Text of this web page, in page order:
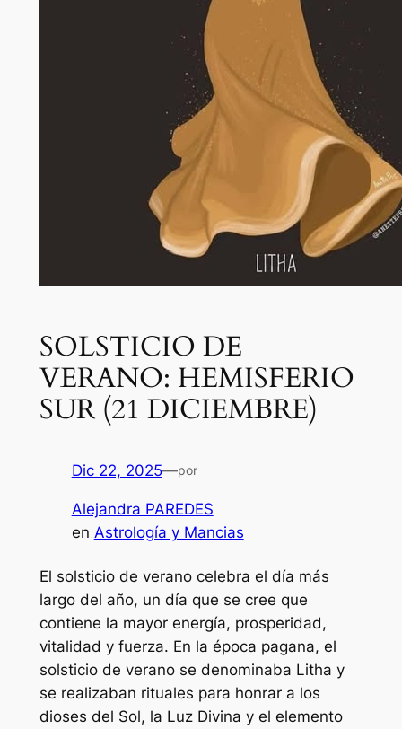
SOLSTICIO DE
VERANO: HEMISFERIO
SUR (21 DICIEMBRE)
Dic 22, 2025—por
Alejandra PAREDES
en Astrología y Mancias
El solsticio de verano celebra el día más
largo del año, un día que se cree que
contiene la mayor energía, prosperidad,
vitalidad y fuerza. En la época pagana, el
solsticio de verano se denominaba Litha y
se realizaban rituales para honrar a los
dioses del Sol, la Luz Divina y el elemento